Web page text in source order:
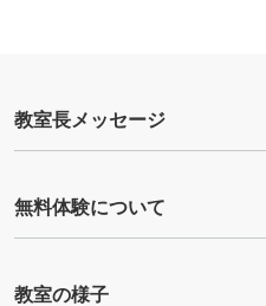
教室長メッセージ
無料体験について
教室の様子